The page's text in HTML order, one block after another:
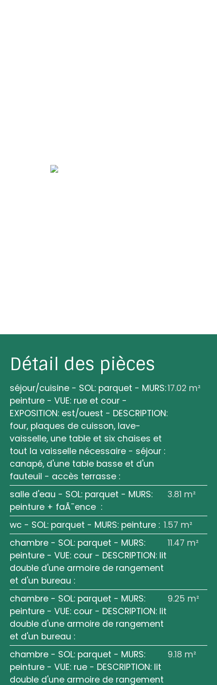
Détail des pièces
séjour/cuisine - SOL: parquet - MURS:
peinture - VUE: rue et cour -
EXPOSITION: est/ouest - DESCRIPTION:
four, plaques de cuisson, lave-
vaisselle, une table et six chaises et
tout la vaisselle nécessaire - séjour :
canapé, d'une table basse et d'un
fauteuil - accès terrasse :
17.02 m²
salle d'eau - SOL: parquet - MURS:
peinture + faÃ¯ence :
3.81 m²
wc - SOL: parquet - MURS: peinture : 1.57 m²
chambre - SOL: parquet - MURS:
peinture - VUE: cour - DESCRIPTION: lit
double d'une armoire de rangement
et d'un bureau :
11.47 m²
chambre - SOL: parquet - MURS:
peinture - VUE: cour - DESCRIPTION: lit
double d'une armoire de rangement
et d'un bureau :
9.25 m²
chambre - SOL: parquet - MURS:
peinture - VUE: rue - DESCRIPTION: lit
double d'une armoire de rangement
9.18 m²